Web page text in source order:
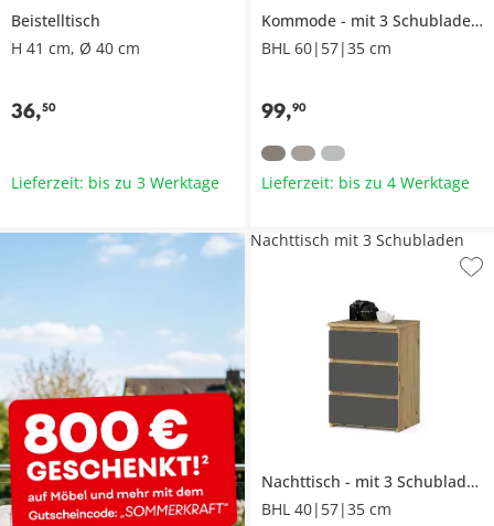
Beistelltisch
H 41 cm, Ø 40 cm
36,50
Lieferzeit: bis zu 3 Werktage
Kommode
mit 3 Schubladen
BHL 60|57|35 cm
99,90
Lieferzeit: bis zu 4 Werktage
Nachttisch
mit 3 Schubladen
BHL 40|57|35 cm
Nachttisch mit 3 Schubladen